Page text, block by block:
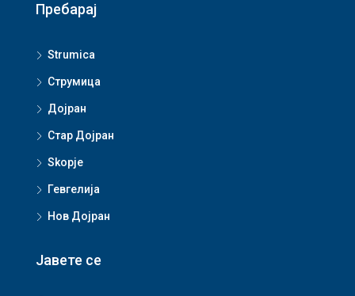
Пребарај
Strumica
Струмица
Дојран
Стар Дојран
Skopje
Гевгелија
Нов Дојран
Јавете се